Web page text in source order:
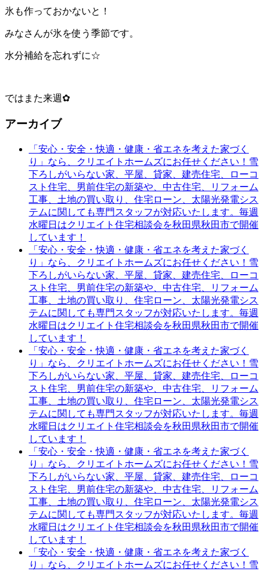
氷も作っておかないと！
みなさんが氷を使う季節です。
水分補給を忘れずに☆
ではまた来週✿
アーカイブ
「安心・安全・快適・健康・省エネを考えた家づく
り」なら、クリエイトホームズにお任せください！雪
下ろしがいらない家、平屋、貸家、建売住宅、ローコ
スト住宅、男前住宅の新築や、中古住宅、リフォーム
工事、土地の買い取り、住宅ローン、太陽光発電シス
テムに関しても専門スタッフが対応いたします。毎週
水曜日はクリエイト住宅相談会を秋田県秋田市で開催
しています！
「安心・安全・快適・健康・省エネを考えた家づく
り」なら、クリエイトホームズにお任せください！雪
下ろしがいらない家、平屋、貸家、建売住宅、ローコ
スト住宅、男前住宅の新築や、中古住宅、リフォーム
工事、土地の買い取り、住宅ローン、太陽光発電シス
テムに関しても専門スタッフが対応いたします。毎週
水曜日はクリエイト住宅相談会を秋田県秋田市で開催
しています！
「安心・安全・快適・健康・省エネを考えた家づく
り」なら、クリエイトホームズにお任せください！雪
下ろしがいらない家、平屋、貸家、建売住宅、ローコ
スト住宅、男前住宅の新築や、中古住宅、リフォーム
工事、土地の買い取り、住宅ローン、太陽光発電シス
テムに関しても専門スタッフが対応いたします。毎週
水曜日はクリエイト住宅相談会を秋田県秋田市で開催
しています！
「安心・安全・快適・健康・省エネを考えた家づく
り」なら、クリエイトホームズにお任せください！雪
下ろしがいらない家、平屋、貸家、建売住宅、ローコ
スト住宅、男前住宅の新築や、中古住宅、リフォーム
工事、土地の買い取り、住宅ローン、太陽光発電シス
テムに関しても専門スタッフが対応いたします。毎週
水曜日はクリエイト住宅相談会を秋田県秋田市で開催
しています！
「安心・安全・快適・健康・省エネを考えた家づく
り」なら、クリエイトホームズにお任せください！雪